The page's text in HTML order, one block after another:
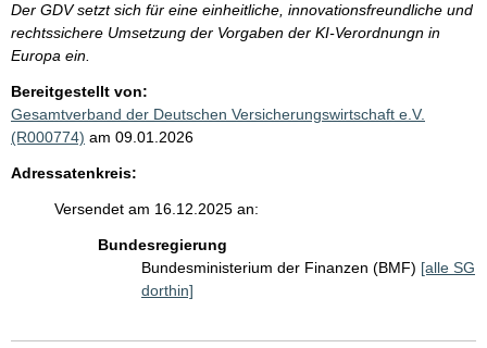
Der GDV setzt sich für eine einheitliche, innovationsfreundliche und
rechtssichere Umsetzung der Vorgaben der KI-Verordnungn in
Europa ein.
Bereitgestellt von:
Gesamtverband der Deutschen Versicherungswirtschaft e.V.
(R000774) am 09.01.2026
Adressatenkreis:
Versendet am 16.12.2025 an:
Bundesregierung
Bundesministerium der Finanzen (BMF) [alle SG
dorthin]